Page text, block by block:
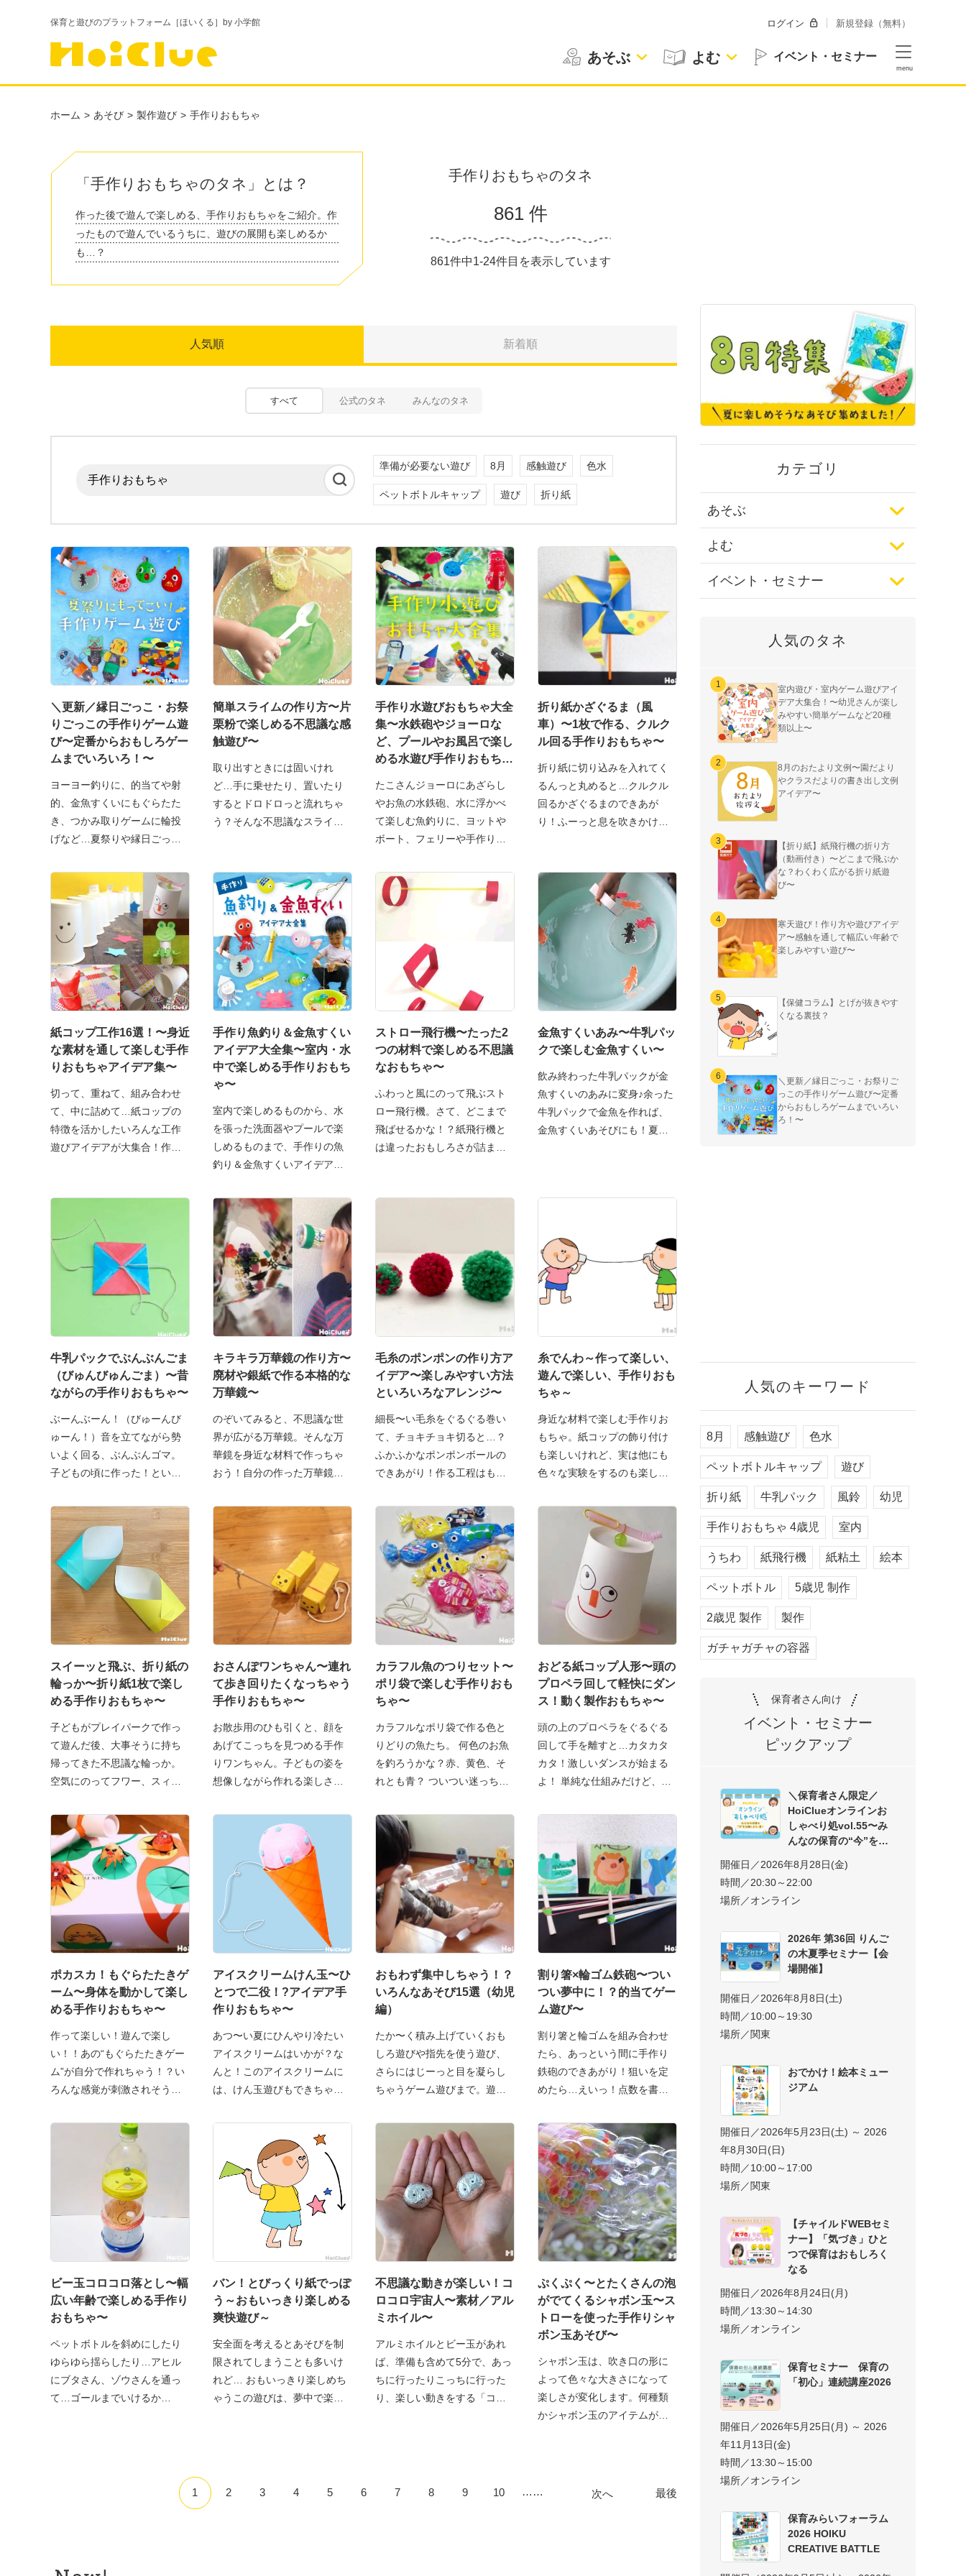
保育と遊びのプラットフォーム［ほいくる］by 小学館
あそぶ よむ イベント・セミナー
ログイン 新規登録（無料）
ホーム あそび 製作遊び 手作りおもちゃ
「手作りおもちゃのタネ」とは？
作った後で遊んで楽しめる、手作りおもちゃをご紹介。作
ったもので遊んでいるうちに、遊びの展開も楽しめるか
も…？
手作りおもちゃのタネ
861 件
861件中1-24件目を表示しています
人気順 新着順
すべて 公式のタネ みんなのタネ
準備が必要ない遊び 8月 感触遊び 色水
ペットボトルキャップ 遊び 折り紙
＼更新／縁日ごっこ・お祭
りごっこの手作りゲーム遊
び〜定番からおもしろゲー
ムまでいろいろ！〜
ヨーヨー釣りに、的当てや射
的、金魚すくいにもぐらたた
き、つかみ取りゲームに輪投
げなど…夏祭りや縁日ごっこ
簡単スライムの作り方〜片
栗粉で楽しめる不思議な感
触遊び〜
取り出すときには固いけれ
ど…手に乗せたり、置いたり
するとドロドロっと流れちゃ
う？そんな不思議なスライム
手作り水遊びおもちゃ大全
集〜水鉄砲やジョーロな
ど、プールやお風呂で楽し
める水遊び手作りおもち
たこさんジョーロにあざらし
やお魚の水鉄砲、水に浮かべ
て楽しむ魚釣りに、ヨットや
ボート、フェリーや手作り船
折り紙かざぐるま（風
車）〜1枚で作る、クルク
ル回る手作りおもちゃ〜
折り紙に切り込みを入れてく
るんっと丸めると…クルクル
回るかざぐるまのできあが
り！ふーっと息を吹きかけた
紙コップ工作16選！〜身近
な素材を通して楽しむ手作
りおもちゃアイデア集〜
切って、重ねて、組み合わせ
て、中に詰めて…紙コップの
特徴を活かしたいろんな工作
遊びアイデアが大集合！作っ
手作り魚釣り＆金魚すくい
アイデア大全集〜室内・水
中で楽しめる手作りおもち
ゃ〜
室内で楽しめるものから、水
を張った洗面器やプールで楽
しめるものまで、手作りの魚
釣り＆金魚すくいアイデアが
ストロー飛行機〜たった2
つの材料で楽しめる不思議
なおもちゃ〜
ふわっと風にのって飛ぶスト
ロー飛行機。さて、どこまで
飛ばせるかな！？紙飛行機と
は違ったおもしろさが詰まっ
金魚すくいあみ〜牛乳パッ
クで楽しむ金魚すくい〜
飲み終わった牛乳パックが金
魚すくいのあみに変身♪余った
牛乳パックで金魚を作れば、
金魚すくいあそびにも！夏
牛乳パックでぶんぶんごま
（びゅんびゅんごま）〜昔
ながらの手作りおもちゃ〜
ぶーんぶーん！（びゅーんび
ゅーん！）音を立てながら勢
いよく回る、ぶんぶんゴマ。
子どもの頃に作った！という
キラキラ万華鏡の作り方〜
廃材や銀紙で作る本格的な
万華鏡〜
のぞいてみると、不思議な世
界が広がる万華鏡。そんな万
華鏡を身近な材料で作っちゃ
おう！自分の作った万華鏡は
毛糸のポンポンの作り方ア
イデア〜楽しみやすい方法
といろいろなアレンジ〜
細長〜い毛糸をぐるぐる巻い
て、チョキチョキ切ると…？
ふかふかなポンポンボールの
できあがり！作る工程はもち
糸でんわ～作って楽しい、
遊んで楽しい、手作りおも
ちゃ～
身近な材料で楽しむ手作りお
もちゃ。紙コップの飾り付け
も楽しいけれど、実は他にも
色々な実験をするのも楽しい
スイーッと飛ぶ、折り紙の
輪っか〜折り紙1枚で楽し
める手作りおもちゃ〜
子どもがプレイパークで作っ
て遊んだ後、大事そうに持ち
帰ってきた不思議な輪っか。
空気にのってフワー、スィー
おさんぽワンちゃん〜連れ
て歩き回りたくなっちゃう
手作りおもちゃ〜
お散歩用のひも引くと、顔を
あげてこっちを見つめる手作
りワンちゃん。子どもの姿を
想像しながら作れる楽しさも
カラフル魚のつりセット〜
ポリ袋で楽しむ手作りおも
ちゃ〜
カラフルなポリ袋で作る色と
りどりの魚たち。 何色のお魚
を釣ろうかな？赤、黄色、そ
れとも青？ ついつい迷っち
おどる紙コップ人形〜頭の
プロペラ回して軽快にダン
ス！動く製作おもちゃ〜
頭の上のプロペラをぐるぐる
回して手を離すと…カタカタ
カタ！激しいダンスが始まる
よ！ 単純な仕組みだけど、ユ
ポカスカ！もぐらたたきゲ
ーム〜身体を動かして楽し
める手作りおもちゃ〜
作って楽しい！遊んで楽し
い！！あの“もぐらたたきゲー
ム”が自分で作れちゃう！？い
ろんな感覚が刺激されそうな
アイスクリームけん玉〜ひ
とつで二役！?アイデア手
作りおもちゃ〜
あつ〜い夏にひんやり冷たい
アイスクリームはいかが？な
んと！このアイスクリームに
は、けん玉遊びもできちゃう
おもわず集中しちゃう！？
いろんなあそび15選（幼児
編）
たか〜く積み上げていくおも
しろ遊びや指先を使う遊び、
さらにはじーっと目を凝らし
ちゃうゲーム遊びまで。遊び
割り箸×輪ゴム鉄砲〜つい
つい夢中に！？的当てゲー
ム遊び〜
割り箸と輪ゴムを組み合わせ
たら、あっという間に手作り
鉄砲のできあがり！狙いを定
めたら…えいっ！点数を書い
ビー玉コロコロ落とし〜幅
広い年齢で楽しめる手作り
おもちゃ〜
ペットボトルを斜めにしたり
ゆらゆら揺らしたり…アヒル
にブタさん、ゾウさんを通っ
て…ゴールまでいけるか
バン！とびっくり紙でっぽ
う～おもいっきり楽しめる
爽快遊び～
安全面を考えるとあそびを制
限されてしまうことも多いけ
れど… おもいっきり楽しめち
ゃうこの遊びは、夢中で楽し
不思議な動きが楽しい！コ
ロコロ宇宙人〜素材／アル
ミホイル〜
アルミホイルとビー玉があれ
ば、準備も含めて5分で、あっ
ちに行ったりこっちに行った
り、楽しい動きをする「コ
ぷくぷく〜とたくさんの泡
がでてくるシャボン玉〜ス
トローを使った手作りシャ
ボン玉あそび〜
シャボン玉は、吹き口の形に
よって色々な大きさになって
楽しさが変化します。何種類
かシャボン玉のアイテムがあ
1 2 3 4 5 6 7 8 9 10 …… 次へ 最後
カテゴリ
あそぶ
よむ
イベント・セミナー
人気のタネ
室内遊び・室内ゲーム遊びアイ
デア大集合！〜幼児さんが楽し
みやすい簡単ゲームなど20種
類以上〜
8月のおたより文例〜園だより
やクラスだよりの書き出し文例
アイデア〜
【折り紙】紙飛行機の折り方
（動画付き）〜どこまで飛ぶか
な？わくわく広がる折り紙遊
び〜
寒天遊び！作り方や遊びアイデ
ア〜感触を通して幅広い年齢で
楽しみやすい遊び〜
【保健コラム】とげが抜きやす
くなる裏技？
＼更新／縁日ごっこ・お祭りご
っこの手作りゲーム遊び〜定番
からおもしろゲームまでいろい
ろ！〜
人気のキーワード
8月 感触遊び 色水
ペットボトルキャップ 遊び
折り紙 牛乳パック 風鈴 幼児
手作りおもちゃ 4歳児 室内
うちわ 紙飛行機 紙粘土 絵本
ペットボトル 5歳児 制作
2歳児 製作 製作
ガチャガチャの容器
保育者さん向け
イベント・セミナー
ピックアップ
＼保育者さん限定／
HoiClueオンラインお
しゃべり処vol.55〜み
んなの保育の“今”を交
開催日／2026年8月28日(金)
時間／20:30～22:00
場所／オンライン
2026年 第36回 りんご
の木夏季セミナー【会
場開催】
開催日／2026年8月8日(土)
時間／10:00～19:30
場所／関東
おでかけ！絵本ミュー
ジアム
開催日／2026年5月23日(土) ～ 2026
年8月30日(日)
時間／10:00～17:00
場所／関東
【チャイルドWEBセミ
ナー】「気づき」ひと
つで保育はおもしろく
なる
開催日／2026年8月24日(月)
時間／13:30～14:30
場所／オンライン
保育セミナー 保育の
「初心」連続講座2026
開催日／2026年5月25日(月) ～ 2026
年11月13日(金)
時間／13:30～15:00
場所／オンライン
保育みらいフォーラム
2026 HOIKU
CREATIVE BATTLE